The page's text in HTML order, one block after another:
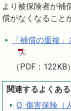
より被保険者が補
償がなくなること
「補償の重複
（PDF：122KB）
関連するよくあ
Q. 傷害保険（